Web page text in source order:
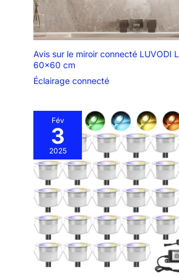
Avis sur le miroir connecté LUVODI
60×60 cm
Éclairage connecté
Fév
3
2025